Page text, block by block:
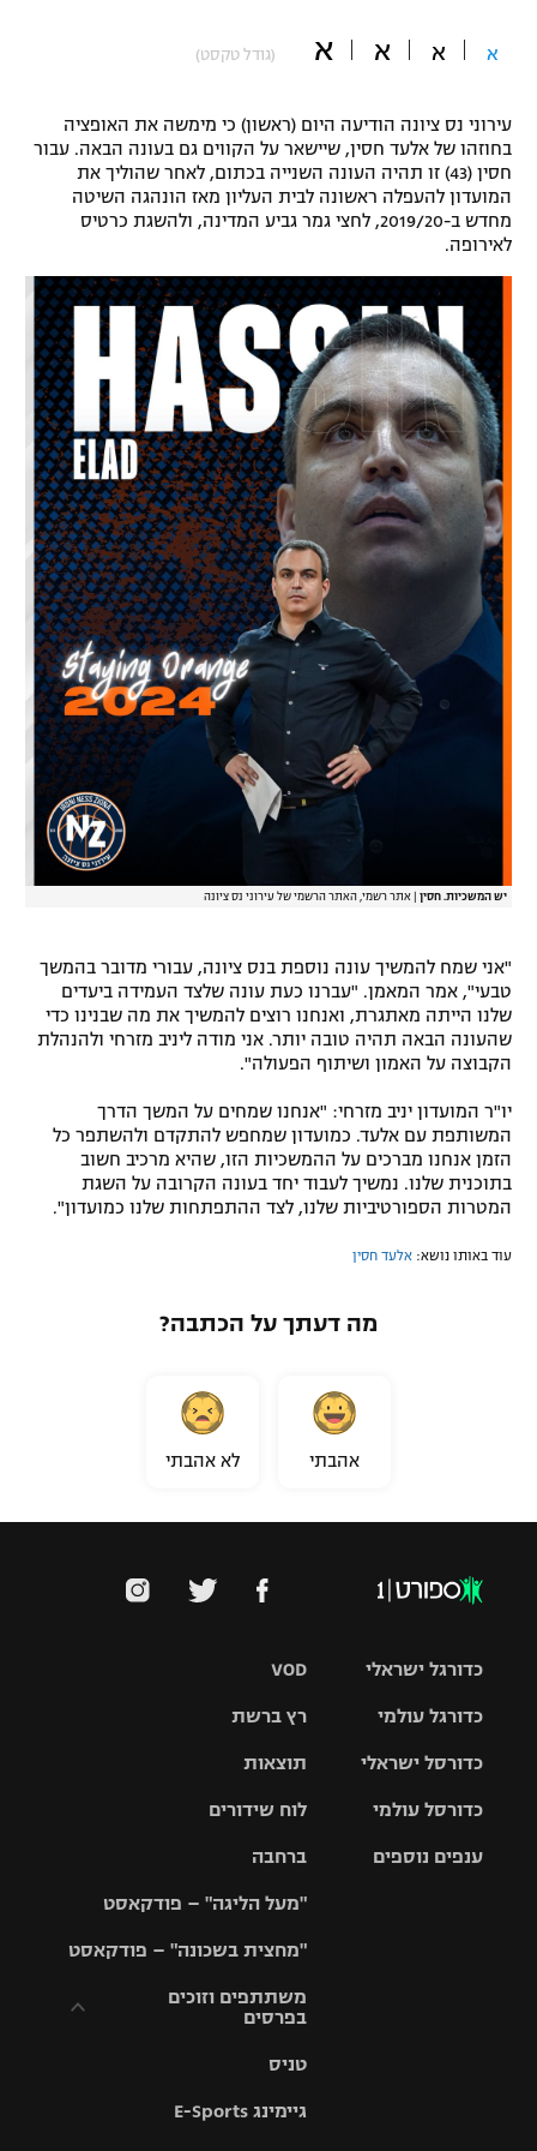
משתתפים וזוכים בפרסים
תקנון משתתפים וזוכים בפרסים
תקנון עבור פעילות אלקטרה
תקנון עבור פעילות ספורט 1 – "מרלן"
טניס
גיימינג E-Sports
תנאי שימוש
מדיניות פרטיות
תקנון פעילות ספורט 1
רשיון להקרנה פומבית לבית עסק
הצטרפות לחבילת הערוצים
לוח דרושים – ג'ובנט
אופניים
כדורמים
פוטבול אמריקאי NFL
בייסבול MLB
ספורט אתגרי ואקסטרים
אומנויות לחימה
גיימינג E-Sports
א א א א (גודל טקסט)
עירוני נס ציונה הודיעה היום (ראשון) כי מימשה את האופציה
בחוזהו של אלעד חסין, שיישאר על הקווים גם בעונה הבאה. עבור
חסין (43) זו תהיה העונה השנייה בכתום, לאחר שהוליך את
המועדון להעפלה ראשונה לבית העליון מאז הונהגה השיטה
מחדש ב-2019/20, לחצי גמר גביע המדינה, ולהשגת כרטיס
לאירופה.
יש המשכיות. חסין אתר רשמי, האתר הרשמי של עירוני נס ציונה
"אני שמח להמשיך עונה נוספת בנס ציונה, עבורי מדובר בהמשך
טבעי", אמר המאמן. "עברנו כעת עונה שלצד העמידה ביעדים
שלנו הייתה מאתגרת, ואנחנו רוצים להמשיך את מה שבנינו כדי
שהעונה הבאה תהיה טובה יותר. אני מודה ליניב מזרחי ולהנהלת
הקבוצה על האמון ושיתוף הפעולה".
יו"ר המועדון יניב מזרחי: "אנחנו שמחים על המשך הדרך
המשותפת עם אלעד. כמועדון שמחפש להתקדם ולהשתפר כל
הזמן אנחנו מברכים על ההמשכיות הזו, שהיא מרכיב חשוב
בתוכנית שלנו. נמשיך לעבוד יחד בעונה הקרובה על השגת
המטרות הספורטיביות שלנו, לצד ההתפתחות שלנו כמועדון".
עוד באותו נושא: אלעד חסין
מה דעתך על הכתבה?
אהבתי לא אהבתי
VOD
רץ ברשת
תוצאות
לוח שידורים
ברחבה
"מעל הליגה" – פודקאסט
"מחצית בשכונה" – פודקאסט
משתתפים וזוכים
בפרסים
וזוכים בפרסים
טניס
גיימינג E-Sports
כדורגל ישראלי
גביע הטוטו
כדורגל עולמי
האלופות
ליגה
כדורסל ישראלי
סל
כדורסל עולמי
ענפים נוספים